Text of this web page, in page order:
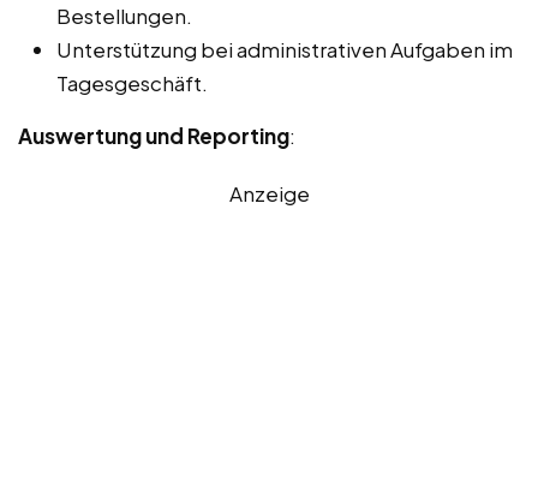
Bestellungen.
Unterstützung bei administrativen Aufgaben im
Tagesgeschäft.
Auswertung und Reporting:
Anzeige